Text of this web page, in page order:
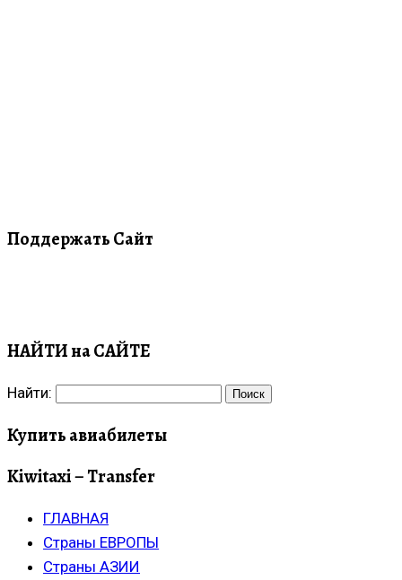
Поддержать Сайт
НАЙТИ на САЙТЕ
Найти:
Купить авиабилеты
Kiwitaxi – Transfer
ГЛАВНАЯ
Страны ЕВРОПЫ
Страны АЗИИ